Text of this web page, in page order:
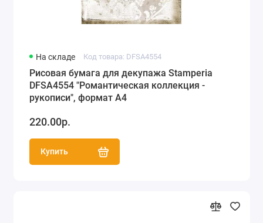
На складе Код товара: DFSA4554
Рисовая бумага для декупажа Stamperia
DFSA4554 "Романтическая коллекция -
рукописи", формат А4
220.00р.
Купить